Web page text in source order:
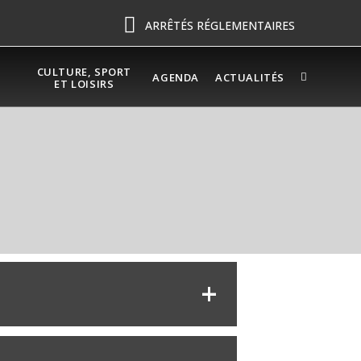
ARRÊTÉS RÉGLEMENTAIRES
CULTURE, SPORT
ET LOISIRS
AGENDA ACTUALITÉS